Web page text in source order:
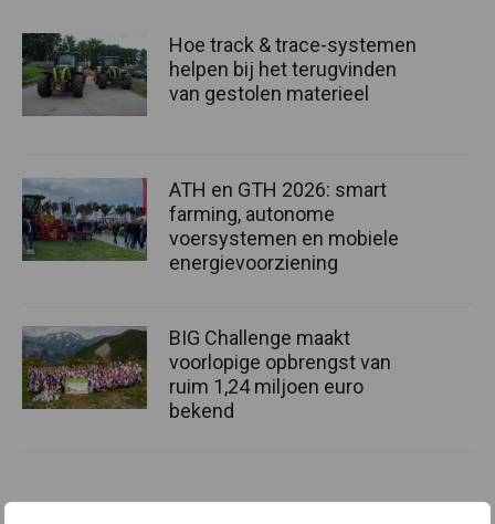
Hoe track & trace-systemen
helpen bij het terugvinden
van gestolen materieel
ATH en GTH 2026: smart
farming, autonome
voersystemen en mobiele
energievoorziening
BIG Challenge maakt
voorlopige opbrengst van
ruim 1,24 miljoen euro
bekend
Machines Duurzaamheid